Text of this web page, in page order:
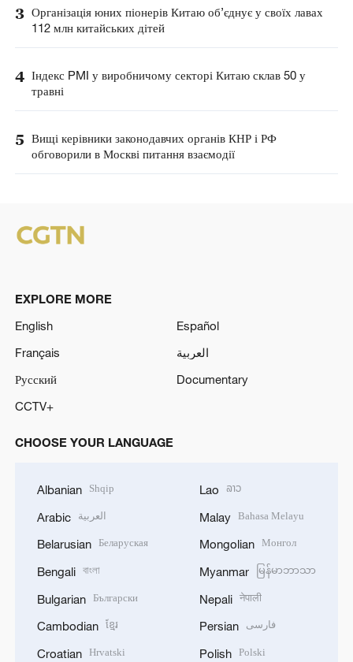
3 Організація юних піонерів Китаю об’єднує у своїх лавах
112 млн китайських дітей
4 Індекс PMI у виробничому секторі Китаю склав 50 у
травні
5 Вищі керівники законодавчих органів КНР і РФ
обговорили в Москві питання взаємодії
EXPLORE MORE
English
Español
Français
العربية
Русский
Documentary
CCTV+
CHOOSE YOUR LANGUAGE
Albanian Shqip
Arabic العربية
Belarusian Беларуская
Bengali বাংলা
Bulgarian Български
Cambodian ខ្មែរ
Croatian Hrvatski
Lao ລາວ
Malay Bahasa Melayu
Mongolian Монгол
Myanmar မြန်မာဘာသာ
Nepali नेपाली
Persian فارسی
Polish Polski